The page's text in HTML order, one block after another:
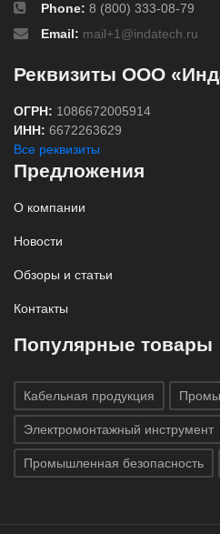
Phone: 8 (800) 333-08-79
Email: mail+1@indatech.ru
Реквизиты ООО
ОГРН: 1086672005914
ИНН: 6672263629
Все реквизиты
Предложения
О компании
Новости
Обзоры и статьи
Контакты
Популярные товары
Кабельная продукция
Электромонтажный инструмент
Промышленная безопасность